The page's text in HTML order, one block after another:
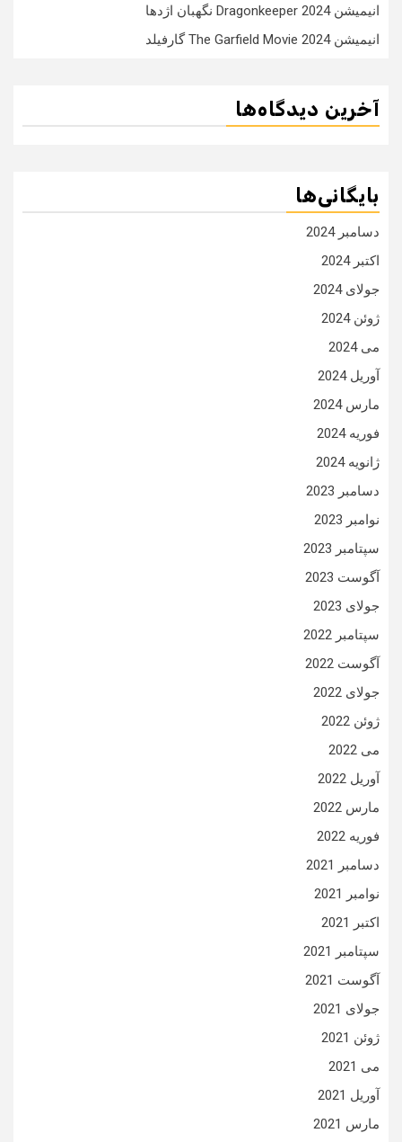
انیمیشن Dragonkeeper 2024 نگهبان اژدها
انیمیشن The Garfield Movie 2024 گارفیلد
آخرین دیدگاه‌ها
بایگانی‌ها
دسامبر 2024
اکتبر 2024
جولای 2024
ژوئن 2024
می 2024
آوریل 2024
مارس 2024
فوریه 2024
ژانویه 2024
دسامبر 2023
نوامبر 2023
سپتامبر 2023
آگوست 2023
جولای 2023
سپتامبر 2022
آگوست 2022
جولای 2022
ژوئن 2022
می 2022
آوریل 2022
مارس 2022
فوریه 2022
دسامبر 2021
نوامبر 2021
اکتبر 2021
سپتامبر 2021
آگوست 2021
جولای 2021
ژوئن 2021
می 2021
آوریل 2021
مارس 2021